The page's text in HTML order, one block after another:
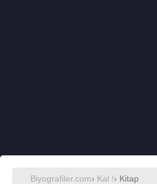
Biyografiler.com› Kal !› Kitap